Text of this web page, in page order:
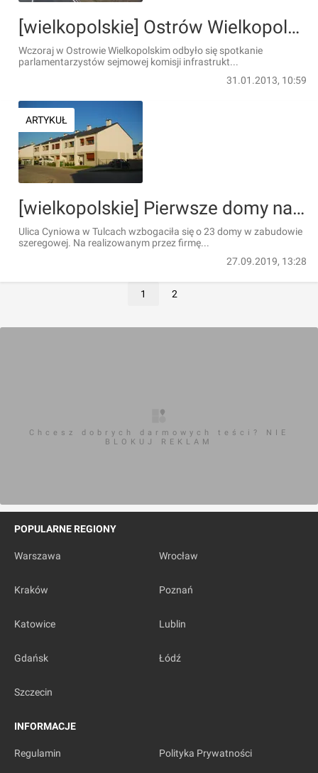
[wielkopolskie] Ostrów Wielkopolski: Samorządowcy rozmawiali z posłami o zasadach finansowania obwodnic
Wczoraj w Ostrowie Wielkopolskim odbyło się spotkanie
parlamentarzystów sejmowej komisji infrastrukt...
31.01.2013, 10:59
ARTYKUŁ
[wielkopolskie] Pierwsze domy na Osiedlu Ziołowym pod Poznaniem odebrane
Ulica Cyniowa w Tulcach wzbogaciła się o 23 domy w zabudowie
szeregowej. Na realizowanym przez firmę...
27.09.2019, 13:28
1 2
Chcesz dobrych darmowych teści? NIE
BLOKUJ REKLAM
POPULARNE REGIONY
Warszawa Wrocław
Kraków Poznań
Katowice Lublin
Gdańsk Łódź
Szczecin
INFORMACJE
Regulamin Polityka Prywatności